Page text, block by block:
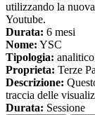
utilizzando la
Youtube.
Durata: 6 mesi
Nome: YSC
Tipologia: analitico
Proprieta: Terze
Descrizione:
traccia delle
Durata: Sessione